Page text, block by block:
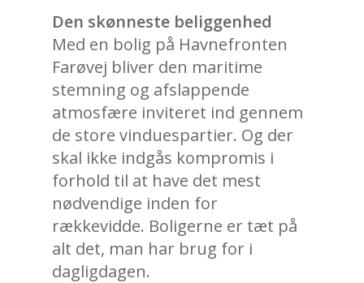
Den skønneste beliggenhed
Med en bolig på Havnefronten
Farøvej bliver den maritime
stemning og afslappende
atmosfære inviteret ind gennem
de store vinduespartier. Og der
skal ikke indgås kompromis i
forhold til at have det mest
nødvendige inden for
rækkevidde. Boligerne er tæt på
alt det, man har brug for i
dagligdagen.